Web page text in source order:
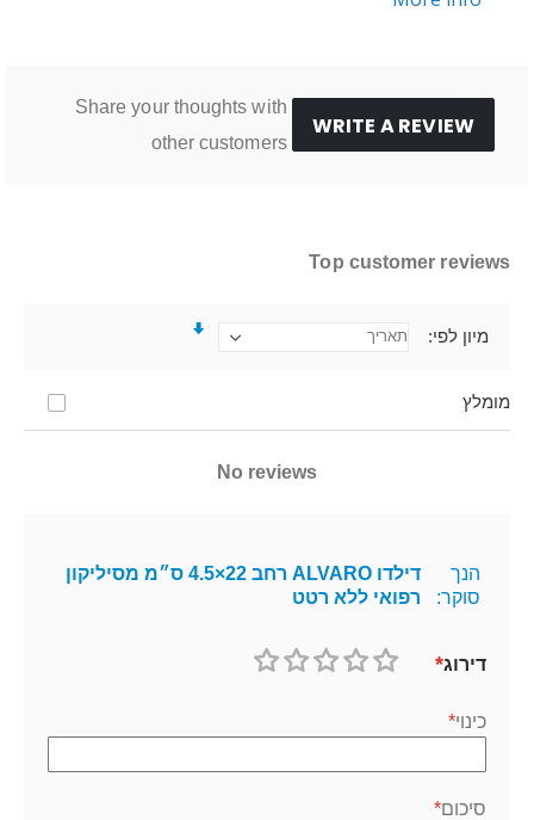
WRITE A REVIEW
Share your thoughts with
other customers
Top customer reviews
מומלץ
מיון לפי
No reviews
הנך
סוקר:
דילדו ALVARO רחב 22×4.5 ס״מ מסיליקון
רפואי ללא רטט
דירוג
כינוי
סיכום